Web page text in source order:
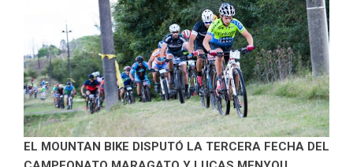
EL MOUNTAN BIKE DISPUTÓ LA TERCERA FECHA DEL